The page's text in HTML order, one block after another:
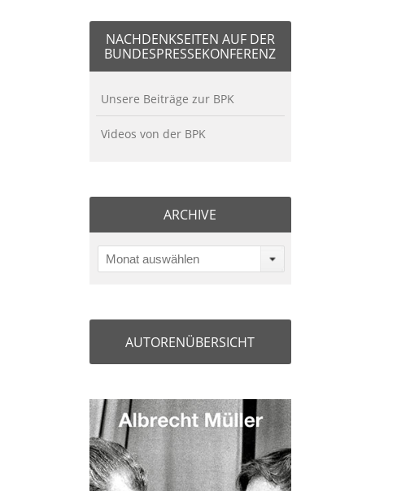
NACHDENKSEITEN AUF DER
BUNDESPRESSEKONFERENZ
Unsere Beiträge zur BPK
Videos von der BPK
ARCHIVE
Monat auswählen
AUTORENÜBERSICHT